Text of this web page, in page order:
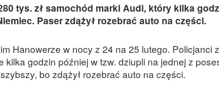
tys. zł samochód marki Audi, który kilka
Paser zdążył rozebrać auto na części.
Hanowerze w nocy z 24 na 25 lutego. Policjanci
kilka godzin później w tzw. dziupli na jednej z
bo zdążył rozebrać auto na części.